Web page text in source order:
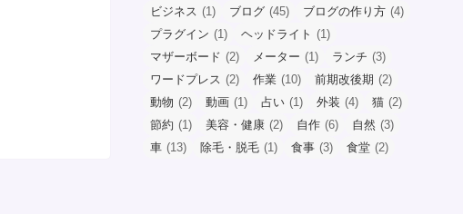
ビジネス (1) ブログ (45) ブログの作り方 (4)
プラグイン (1) ヘッドライト (1)
マザーボード (2) メーター (1) ランチ (3)
ワードプレス (2) 作業 (10) 前期改後期 (2)
動物 (2) 動画 (1) 占い (1) 外装 (4) 猫 (2)
節約 (1) 美容・健康 (2) 自作 (6) 自然 (3)
車 (13) 除毛・脱毛 (1) 食事 (3) 食堂 (2)